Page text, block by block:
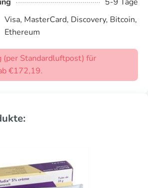
Visa, MasterCard, Discovery, Bitcoin,
Ethereum
(per Standardluftpost) für
€172,19.